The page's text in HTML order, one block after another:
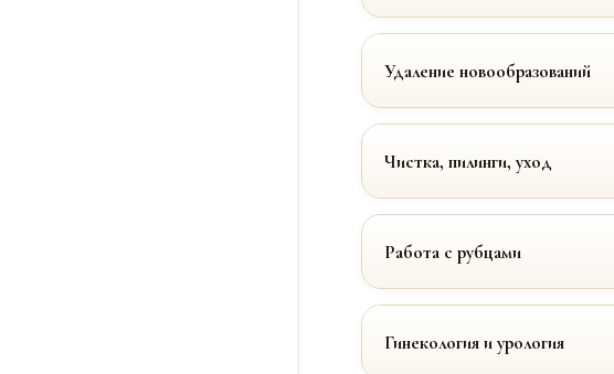
Удаление новообразований
Чистка, пилинги, уход
Работа с рубцами
Гинекология и урология